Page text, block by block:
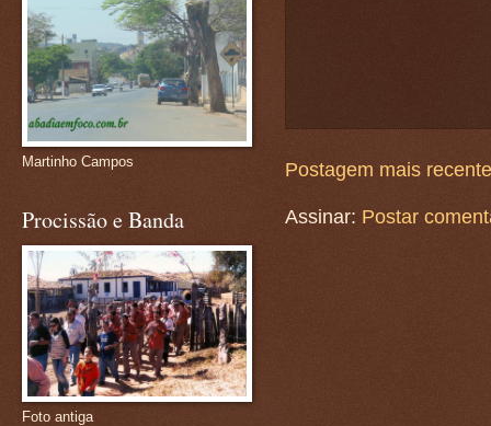
Postagem mais recente
Assinar: Postar
Martinho Campos
Procissão e Banda
Foto antiga